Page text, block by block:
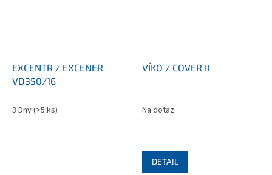
EXCENTR / EXCENER
VD350/16
3 Dny(>5 ks)
VÍKO / COVER II
Na dotaz
DETAIL